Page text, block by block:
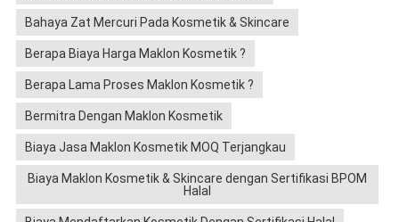
Bahaya Zat Mercuri Pada Kosmetik & Skincare
Berapa Biaya Harga Maklon Kosmetik ?
Berapa Lama Proses Maklon Kosmetik ?
Bermitra Dengan Maklon Kosmetik
Biaya Jasa Maklon Kosmetik MOQ Terjangkau
Biaya Maklon Kosmetik & Skincare dengan Sertifikasi BPOM
Halal